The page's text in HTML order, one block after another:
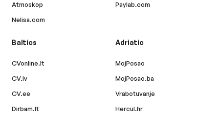
Atmoskop
Nelisa.com
Paylab.com
Baltics
CVonline.lt
CV.lv
CV.ee
Dirbam.lt
Adriatic
MojPosao
MojPosao.ba
Vrabotuvanje
Hercul.hr